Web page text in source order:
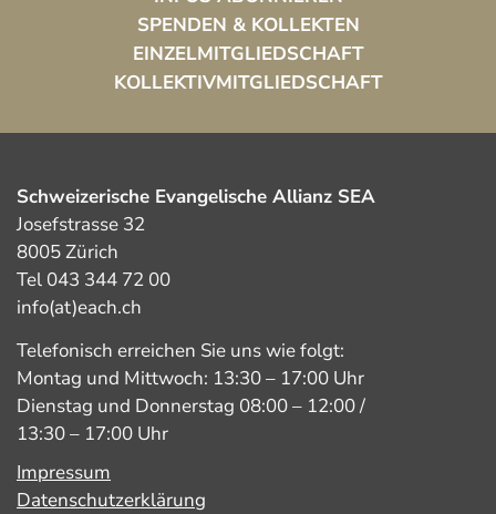
SPENDEN & KOLLEKTEN
EINZELMITGLIEDSCHAFT
KOLLEKTIVMITGLIEDSCHAFT
Schweizerische Evangelische Allianz SEA
Josefstrasse 32
8005 Zürich
Tel 043 344 72 00
info(at)each.ch
Telefonisch erreichen Sie uns wie folgt:
Montag und Mittwoch: 13:30 – 17:00 Uhr
Dienstag und Donnerstag 08:00 – 12:00 /
13:30 – 17:00 Uhr
Impressum
Datenschutzerklärung